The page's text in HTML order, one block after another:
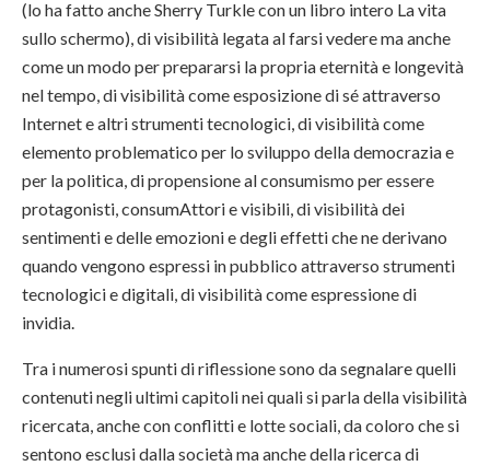
(lo ha fatto anche Sherry Turkle con un libro intero La vita
sullo schermo), di visibilità legata al farsi vedere ma anche
come un modo per prepararsi la propria eternità e longevità
nel tempo, di visibilità come esposizione di sé attraverso
Internet e altri strumenti tecnologici, di visibilità come
elemento problematico per lo sviluppo della democrazia e
per la politica, di propensione al consumismo per essere
protagonisti, consumAttori e visibili, di visibilità dei
sentimenti e delle emozioni e degli effetti che ne derivano
quando vengono espressi in pubblico attraverso strumenti
tecnologici e digitali, di visibilità come espressione di
invidia.
Tra i numerosi spunti di riflessione sono da segnalare quelli
contenuti negli ultimi capitoli nei quali si parla della visibilità
ricercata, anche con conflitti e lotte sociali, da coloro che si
sentono esclusi dalla società ma anche della ricerca di